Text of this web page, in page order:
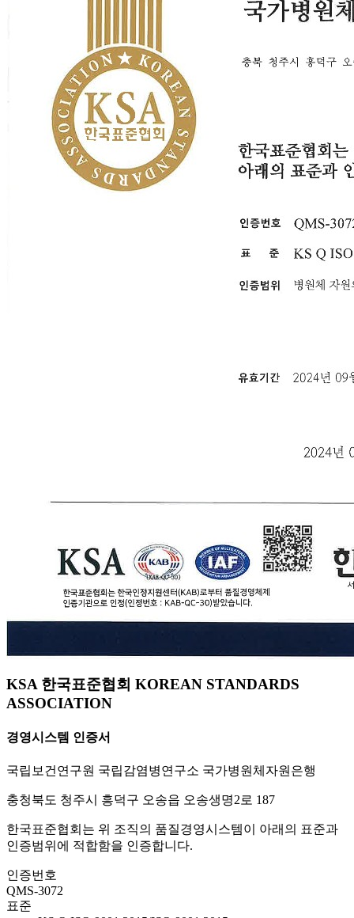
KSA 한국표준협회 KOREAN STANDARDS
ASSOCIATION
경영시스템 인증서
국립보건연구원 국립감염병연구소 국가병원체자원은행
충청북도 청주시 흥덕구 오송읍 오송생명2로 187
한국표준협회는 위 조직의 품질경영시스템이 아래의 표준과
인증범위에 적합함을 인증합니다.
인증번호
QMS-3072
표준